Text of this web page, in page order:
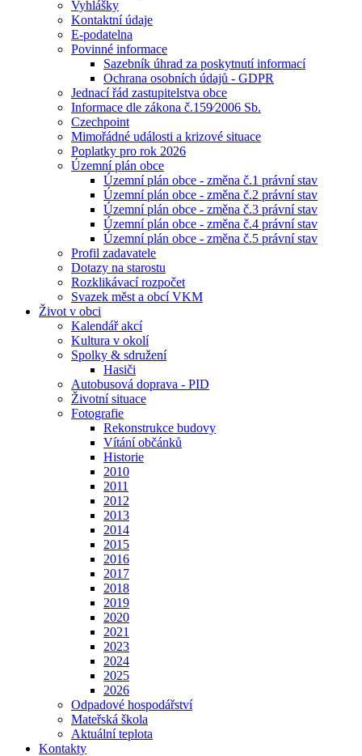
Vyhlášky
Kontaktní údaje
E-podatelna
Povinné informace
Sazebník úhrad za poskytnutí informací
Ochrana osobních údajů - GDPR
Jednací řád zastupitelstva obce
Informace dle zákona č.159⁄2006 Sb.
Czechpoint
Mimořádné události a krizové situace
Poplatky pro rok 2026
Územní plán obce
Územní plán obce - změna č.1 právní stav
Územní plán obce - změna č.2 právní stav
Územní plán obce - změna č.3 právní stav
Územní plán obce - změna č.4 právní stav
Územní plán obce - změna č.5 právní stav
Profil zadavatele
Dotazy na starostu
Rozklikávací rozpočet
Svazek měst a obcí VKM
Život v obci
Kalendář akcí
Kultura v okolí
Spolky & sdružení
Hasiči
Autobusová doprava - PID
Životní situace
Fotografie
Rekonstrukce budovy
Vítání občánků
Historie
2010
2011
2012
2013
2014
2015
2016
2017
2018
2019
2020
2021
2023
2024
2025
2026
Odpadové hospodářství
Mateřská škola
Aktuální teplota
Kontakty